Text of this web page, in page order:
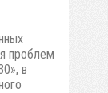
проблем
в